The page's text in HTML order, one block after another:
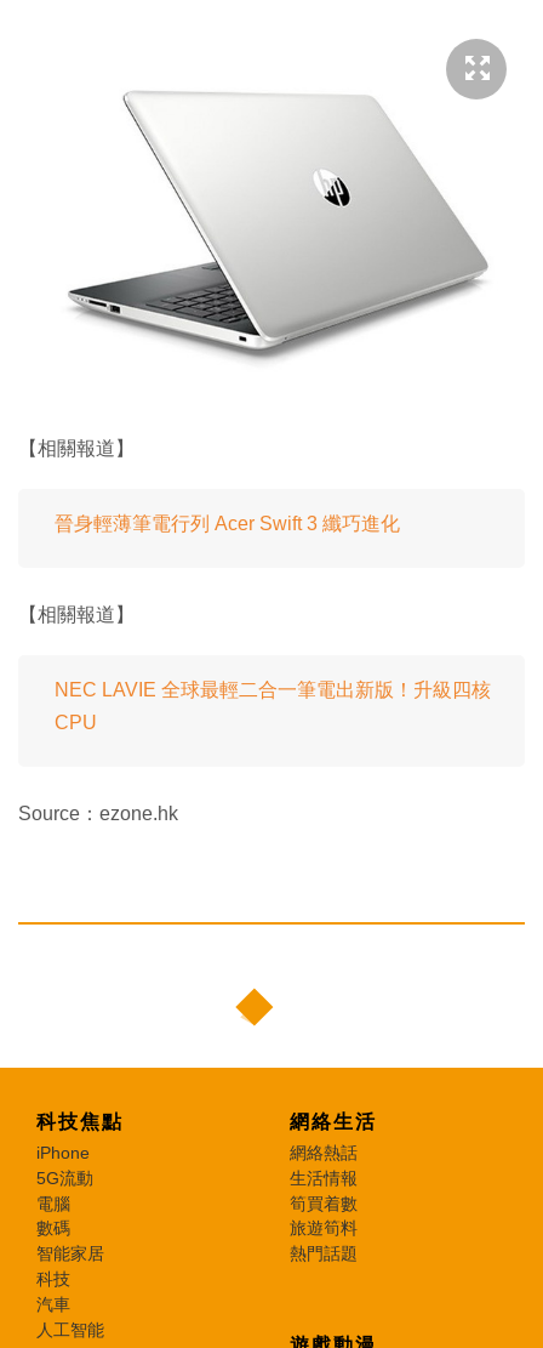
【相關報道】
晉身輕薄筆電行列 Acer Swift 3 纖巧進化
【相關報道】
NEC LAVIE 全球最輕二合一筆電出新版！升級四核
CPU
Source：ezone.hk
科技焦點
iPhone
5G流動
電腦
數碼
智能家居
科技
汽車
人工智能
網絡生活
網絡熱話
生活情報
筍買着數
旅遊筍料
熱門話題